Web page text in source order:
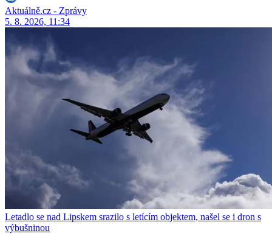
Aktuálně.cz - Zprávy
5. 8. 2026, 11:34
Letadlo se nad Lipskem srazilo s letícím objektem, našel se i dron s
výbušninou